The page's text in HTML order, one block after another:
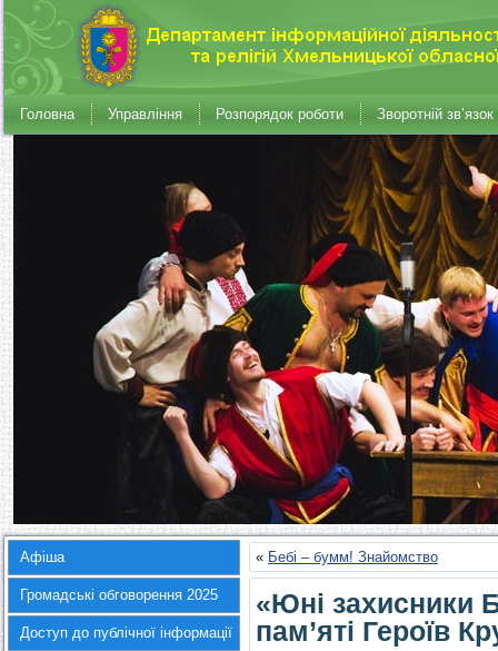
Головна Управління Розпорядок роботи Зворотній зв’язок
Афіша
Громадські обговорення 2025
Доступ до публічної інформації
« Бебі – бумм! Знайомство
«Юні захисники
пам’яті Героїв